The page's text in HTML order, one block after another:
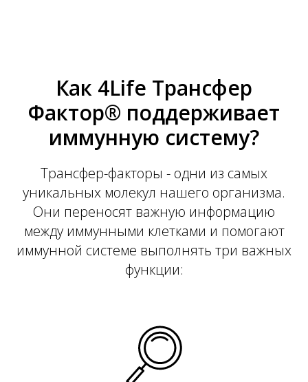
Как 4Life Трансфер
Фактор® поддерживает
иммунную систему?
Трансфер-факторы - одни из самых
уникальных молекул нашего организма.
Они переносят важную информацию
между иммунными клетками и помогают
иммунной системе выполнять три важных
функции: